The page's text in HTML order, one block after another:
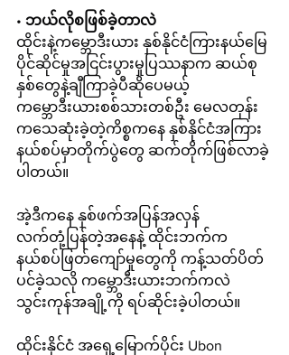
• ဘယ်လိုစဖြစ်ခဲ့တာလဲ
ထိုင်းနဲ့ကမ္ဘောဒီးယား နှစ်နိုင်ငံကြားနယ်မြေ
ပိုင်ဆိုင်မှုအငြင်းပွားမှုပြဿနာက ဆယ်စု
နှစ်တွေနဲ့ချီကြာခဲ့ပီဆိုပေမယ့်
ကမ္ဘောဒီးယားစစ်သားတစ်ဦး မေလတုန်း
ကသေဆုံးခဲ့တဲ့ကိစ္စကနေ နှစ်နိုင်ငံအကြား
နယ်စပ်မှာတိုက်ပွဲတွေ ဆက်တိုက်ဖြစ်လာခဲ့
ပါတယ်။
အဲ့ဒီကနေ နှစ်ဖက်အပြန်အလှန်
လက်တုံ့ပြန်တဲ့အနေနဲ့ ထိုင်းဘက်က
နယ်စပ်ဖြတ်ကျော်မှုတွေကို ကန့်သတ်ပိတ်
ပင်ခဲ့သလို ကမ္ဘောဒီးယားဘက်ကလဲ
သွင်းကုန်အချို့ကို ရပ်ဆိုင်းခဲ့ပါတယ်။
ထိုင်းနိုင်ငံ အရှေ့မြောက်ပိုင်း Ubon